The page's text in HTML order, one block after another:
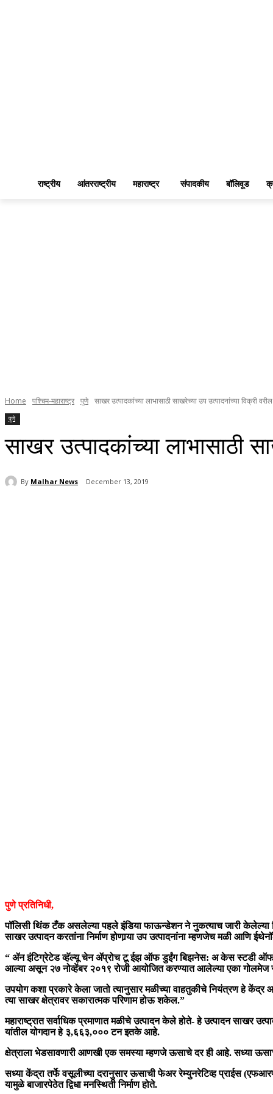
राष्ट्रीय आंतरराष्ट्रीय महाराष्ट्र संपादकीय बॉलिवूड
Home पश्चिम-महाराष्ट्र पुणे साखर उत्पादकांच्या लाभासाठी साखरेच्या उप उत्पादनांच्या विक्री
पुणे
साखर उत्पादकांच्या लाभासाठी
By Malhar News December 13, 2019
पुणे प्रतिनिधी,
पॉलिसी थिंक टँक असलेल्या पहले इंडिया फाऊन्डेशन ने नुकत्याच जारी केलेल्या
साखर उत्पादन करतांना निर्माण होणार्‍या उप उत्पादनांना म्हणजेच मळी आणि
“ ॲन इंटिग्रेटेड व्हॅल्यू चेन ॲप्रोच टू ईझ ऑफ डुईंग बिझनेस: अ केस स्टडी ऑफ
आल्या असून २७ नोव्हेंबर २०१९ रोजी आयोजित करण्यात आलेल्या एका गोलमेज
उपयोग कशा प्रकारे केला जातो त्यानुसार मळीच्या वाहतुकीचे नियंत्रण हे
त्या साखर क्षेत्रावर सकारात्मक परिणाम होऊ शकेल.”
महाराष्ट्रात सर्वाधिक प्रमाणात मळीचे उत्पादन केले होते- हे उत्पादन साखर
यांतील योगदान हे ३,६६३,००० टन इतके आहे.
क्षेत्राला भेडसावणारी आणखी एक समस्या म्हणजे ऊसाचे दर ही आहे. सध्या
सध्या केंद्रा तर्फे वसूलीच्या दरानुसार ऊसाची फेअर रेम्युनरेटिव्ह प्राईस
यामुळे बाजारपेठेत द्विधा मनस्थिती निर्माण होते.